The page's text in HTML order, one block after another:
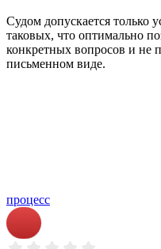
Судом допускается только
таковых, что оптимально
конкретных вопросов и не
письменном виде.
процесс